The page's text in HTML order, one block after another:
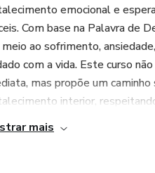
emocional e
Com base na Palavra de
ao sofrimento,
com a vida. Este curso
mas propõe um
interior,
mais